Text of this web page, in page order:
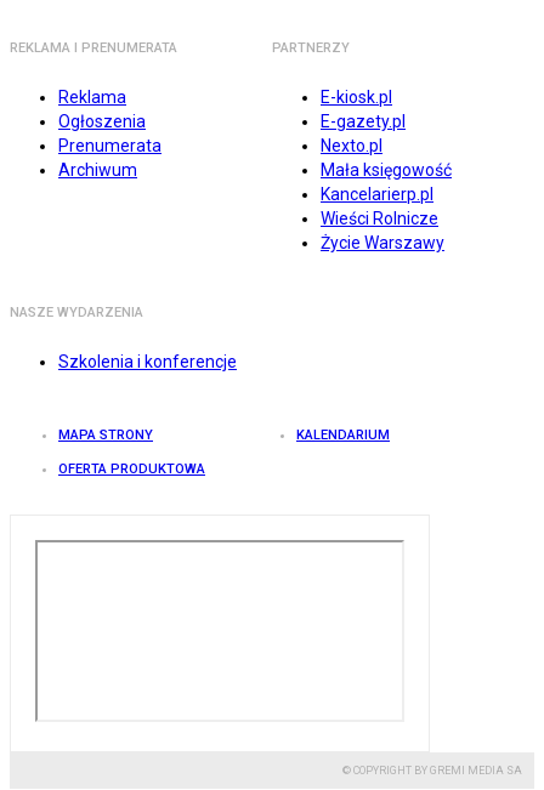
REKLAMA I PRENUMERATA
Reklama
Ogłoszenia
Prenumerata
Archiwum
PARTNERZY
E-kiosk.pl
E-gazety.pl
Nexto.pl
Mała księgowość
Kancelarierp.pl
Wieści Rolnicze
Życie Warszawy
NASZE WYDARZENIA
Szkolenia i konferencje
MAPA STRONY KALENDARIUM
OFERTA PRODUKTOWA
© COPYRIGHT BY GREMI MEDIA SA